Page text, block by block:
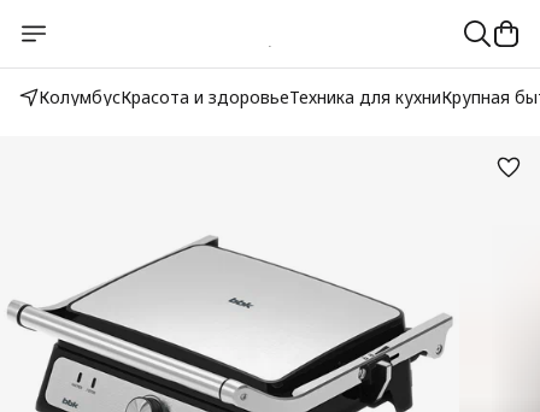
КолумбусКрасота и здоровьеТехника для кухниКрупная